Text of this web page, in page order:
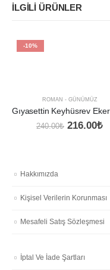
İLGILI ÜRÜNLER
-10%
ROMAN - GÜNÜMÜZ
240.00₺ Orijinal
216.00₺Şu
Hakkımızda
Kişisel Verilerin Korunması
Mesafeli Satış Sözleşmesi
İptal Ve İade Şartları